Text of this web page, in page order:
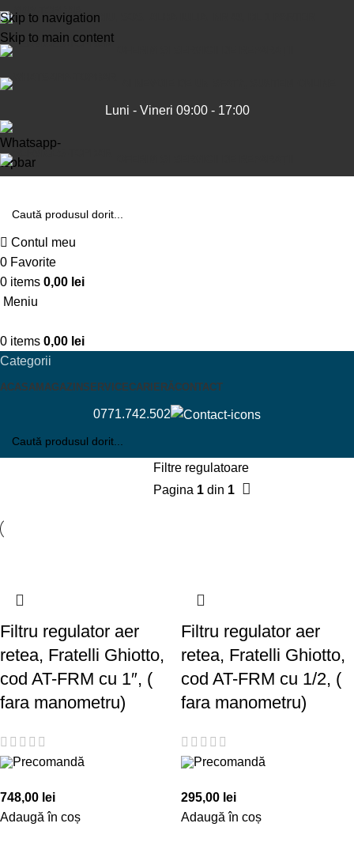
Skip to navigation
Skip to main content
SIBIU, SOS. ALBA IULIA. NR 49, BL 1 PARTER
Luni - Vineri 09:00 - 17:00
Contul meu
0 Favorite
0 items 0,00 lei
Meniu
0 items 0,00 lei
Categorii
ACASAMAGAZIN SERVICECARIERĂCONTACT
0771.742.502
Filtre regulatoare
Pagina 1 din 1
Filtru regulator aer
retea, Fratelli Ghiotto,
cod AT-FRM cu 1″, (
fara manometru)
Precomandă
748,00 lei
Adaugă în coș
Filtru regulator aer
retea, Fratelli Ghiotto,
cod AT-FRM cu 1/2, (
fara manometru)
Precomandă
295,00 lei
Adaugă în coș